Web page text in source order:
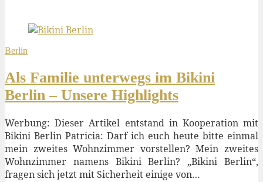
Berlin
Als Familie unterwegs im Bikini
Berlin – Unsere Highlights
Werbung: Dieser Artikel entstand in Kooperation mit
Bikini Berlin Patricia: Darf ich euch heute bitte einmal
mein zweites Wohnzimmer vorstellen? Mein zweites
Wohnzimmer namens Bikini Berlin? „Bikini Berlin“,
fragen sich jetzt mit Sicherheit einige von…